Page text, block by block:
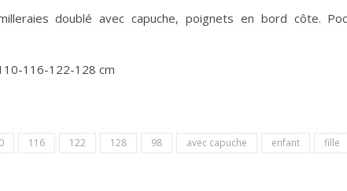
doublé avec capuche, poignets en bord côte.
116-122-128 cm
116 122 128 98 avec capuche enfant fille